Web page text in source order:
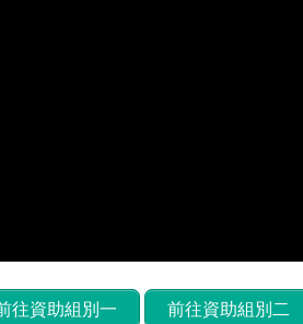
往資助組別一 前往資助組別二